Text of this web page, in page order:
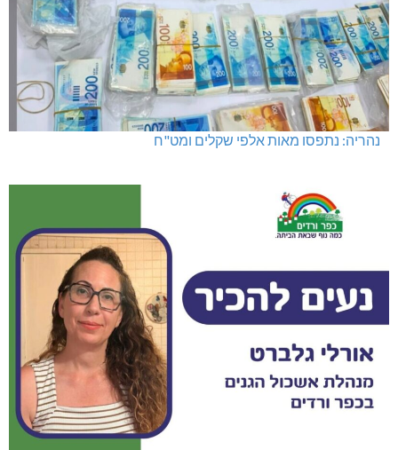
נהריה: נתפסו מאות אלפי שקלים ומט"ח